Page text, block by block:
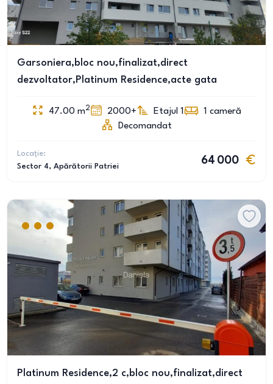
Garsoniera,bloc nou,finalizat,direct
dezvoltator,Platinum Residence,acte gata
47.00 m2 2000+ Etajul 1 1 cameră
Decomandat
Locație:
Sector 4, Apărătorii Patriei
64 000
Platinum Residence,2 c,bloc nou,finalizat,direct